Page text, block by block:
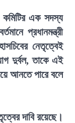
কমিটির এক সদস্য
প্রধানমন্ত্রী
নেতৃত্বেই
দুর্বল, তাকে এই
আনতে পারে বলে
দাবি রয়েছে।